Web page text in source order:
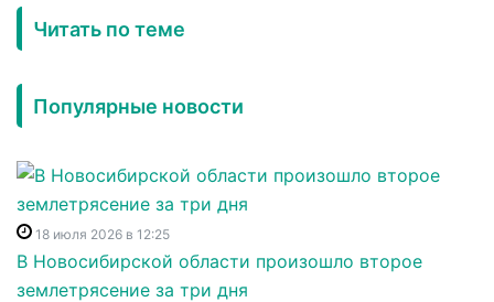
Читать по теме
Популярные новости
18 июля 2026 в 12:25
В Новосибирской области произошло второе
землетрясение за три дня